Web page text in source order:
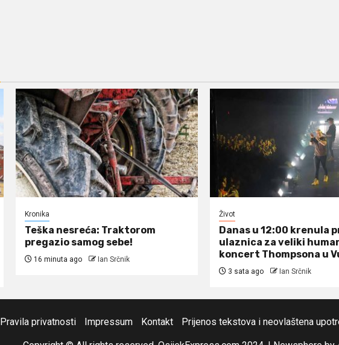
Kronika
Teška nesreća: Traktorom
pregazio samog sebe!
16 minuta ago Ian Srčnik
Život
Danas u 12:00 krenula
ulaznica za veliki
koncert Thompsona u
3 sata ago Ian Srčnik
Pravila privatnosti Impressum Kontakt Prijenos tekstova i neovlaštena